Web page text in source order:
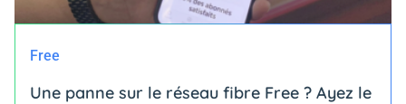
Free
Une panne sur le réseau fibre Free ? Ayez le